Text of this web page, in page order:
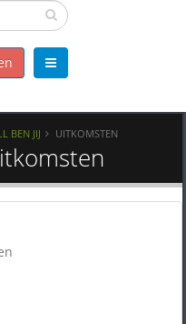
BEN JIJ UITKOMSTEN